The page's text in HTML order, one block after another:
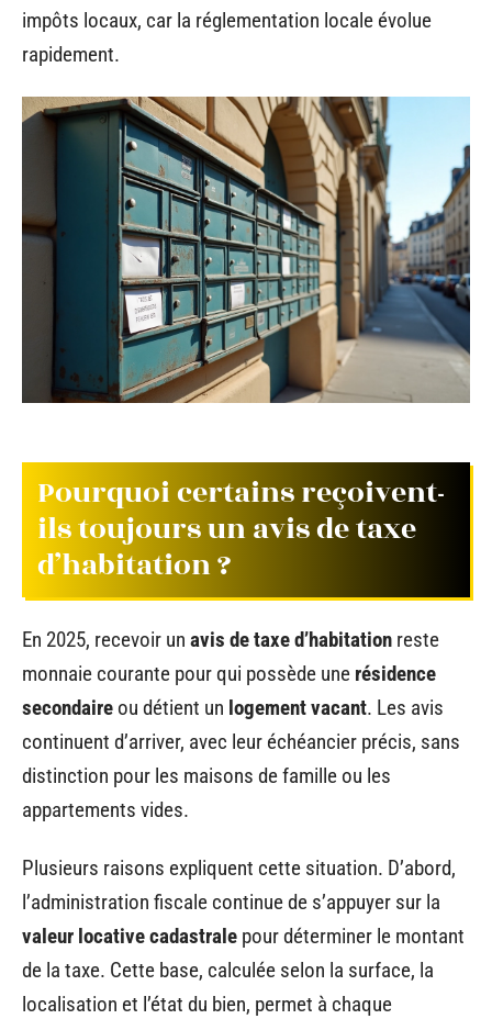
impôts locaux, car la réglementation locale évolue
rapidement.
Pourquoi certains reçoivent-
ils toujours un avis de taxe
d’habitation ?
En 2025, recevoir un avis de taxe d’habitation reste
monnaie courante pour qui possède une résidence
secondaire ou détient un logement vacant. Les avis
continuent d’arriver, avec leur échéancier précis, sans
distinction pour les maisons de famille ou les
appartements vides.
Plusieurs raisons expliquent cette situation. D’abord,
l’administration fiscale continue de s’appuyer sur la
valeur locative cadastrale pour déterminer le montant
de la taxe. Cette base, calculée selon la surface, la
localisation et l’état du bien, permet à chaque